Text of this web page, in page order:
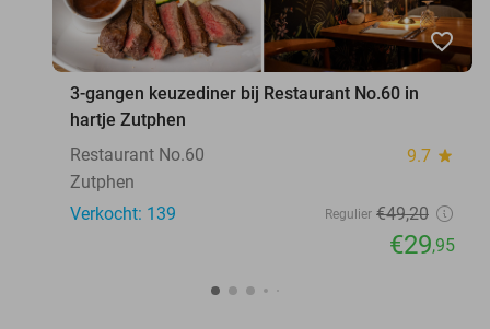
favorite_border
3-gangen keuzediner bij Restaurant No.60 in
hartje Zutphen
Restaurant No.60
9.7 star
Zutphen
Verkocht: 139
Regulier €49,20
€29,95